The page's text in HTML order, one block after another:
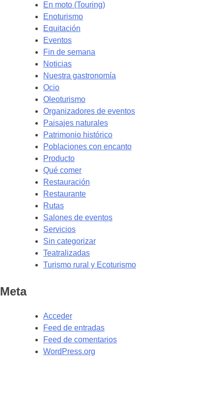
En moto (Touring)
Enoturismo
Equitación
Eventos
Fin de semana
Noticias
Nuestra gastronomía
Ocio
Oleoturismo
Organizadores de eventos
Paisajes naturales
Patrimonio histórico
Poblaciones con encanto
Producto
Qué comer
Restauración
Restaurante
Rutas
Salones de eventos
Servicios
Sin categorizar
Teatralizadas
Turismo rural y Ecoturismo
Meta
Acceder
Feed de entradas
Feed de comentarios
WordPress.org